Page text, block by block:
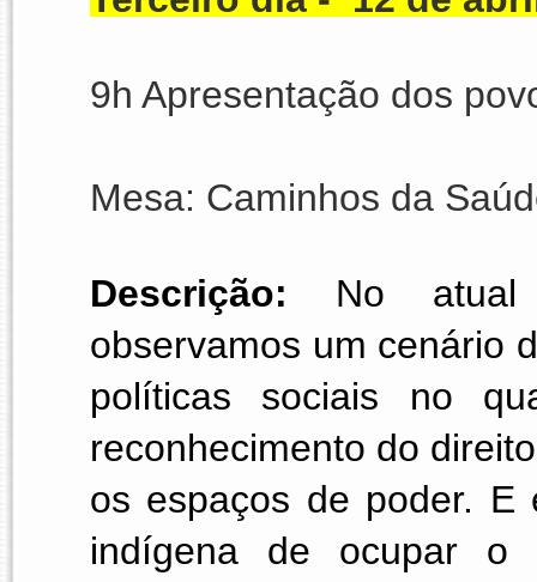
9h Apresentação dos
Mesa: Caminhos da
Descrição: No atual
observamos um cenário
políticas sociais no
reconhecimento do
os espaços de poder. E
indígena de ocupar o